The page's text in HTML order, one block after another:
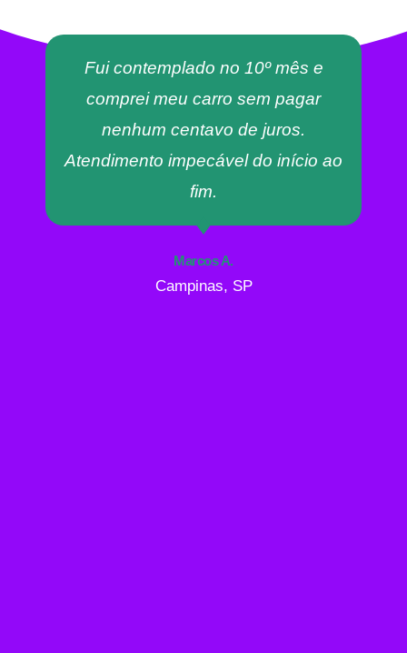
Fui contemplado no 10º mês e
comprei meu carro sem pagar
nenhum centavo de juros.
Atendimento impecável do início ao
fim.
Marcos A.
Campinas, SP